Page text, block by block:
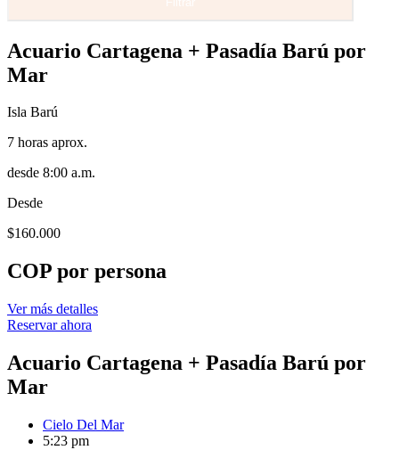
Acuario Cartagena + Pasadía Barú por
Mar
Isla Barú
7 horas aprox.
desde 8:00 a.m.
Desde
$160.000
COP por persona
Ver más detalles
Reservar ahora
Acuario Cartagena + Pasadía Barú por
Mar
Cielo Del Mar
5:23 pm